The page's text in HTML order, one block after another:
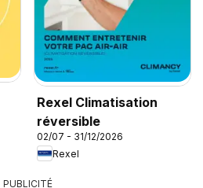
Rexel Climatisation
réversible
02/07 - 31/12/2026
Rexel
PUBLICITÉ